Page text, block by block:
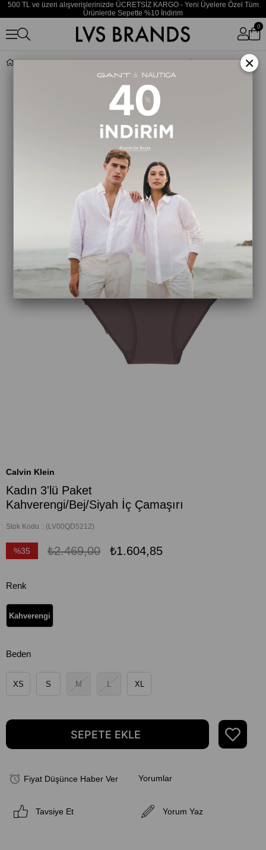
500 TL ve üzeri alışverişlerinizde ÜCRETSİZ KARGO - Yeni Üyelere Özel Tüm
Ürünlerde Sepette %10 İndirim
0
Calvin Klein
Kadın 3'lü Paket
Kahverengi/Bej/Siyah İç Çamaşırı
Stok Kodu (LV00QD5212)
%35
₺2.469,00 ₺1.604,85
Renk
Kahverengi
Beden
XS S M L XL
Fiyat Düşünce Haber Ver Yorumlar
Tavsiye Et Yorum Yaz
×